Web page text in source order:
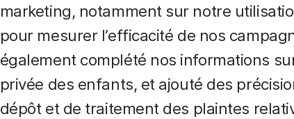
marketing, notamment sur notre
pour mesurer l’efficacité de nos
également complété nos informations
privée des enfants, et ajouté des
dépôt et de traitement des plaintes